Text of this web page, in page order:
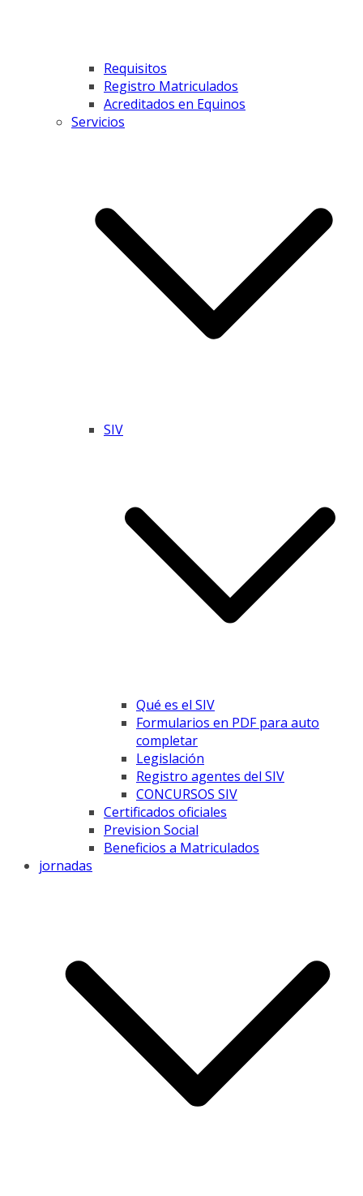
Requisitos
Registro Matriculados
Acreditados en Equinos
Servicios
SIV
Qué es el SIV
Formularios en PDF para auto
completar
Legislación
Registro agentes del SIV
CONCURSOS SIV
Certificados oficiales
Prevision Social
Beneficios a Matriculados
jornadas